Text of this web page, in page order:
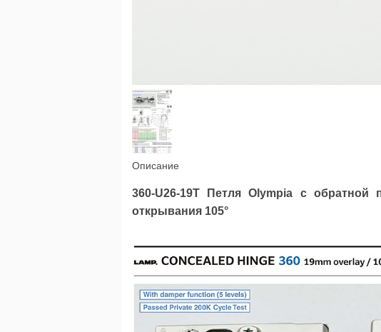
Описание
360-U26-19T Петля Olympia с
открывания 105°